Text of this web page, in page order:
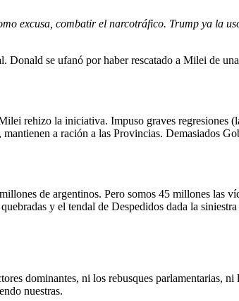
excusa, combatir el narcotráfico. Trump ya la
se ufanó por haber rescatado a Milei de una
rehizo la iniciativa. Impuso graves regresiones
a ración a las Provincias. Demasiados
de argentinos. Pero somos 45 millones las
y el tendal de Despedidos dada la
dominantes, ni los rebusques parlamentarias,
nuestras.